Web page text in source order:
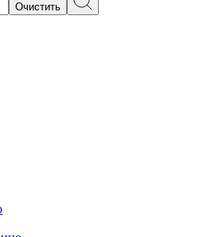
Очистить